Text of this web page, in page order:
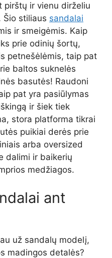
pirštų ir vienu dirželiu
Šio stiliaus sandalai
ir smeigėmis. Kaip
prie odinių šortų,
petnešėlėmis, taip pat
baltos suknelės
basutės! Raudoni
pat yra pasiūlymas
ir šiek tiek
stora platforma tikrai
puikiai derės prie
arba oversized
dalimi ir baikerių
medžiagos.
ant
už sandalų modelį,
madingos detalės?